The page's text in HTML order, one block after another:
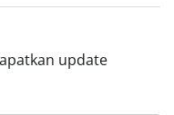
update